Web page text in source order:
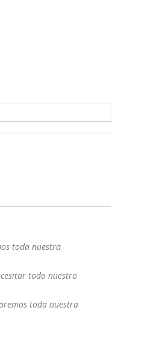
toda nuestra
todo nuestro
toda nuestra